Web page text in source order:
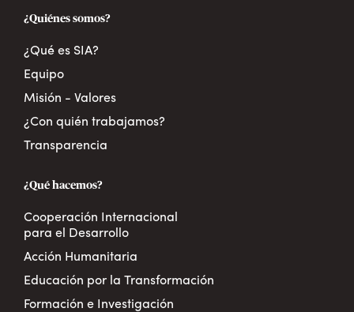
¿Quiénes somos?
¿Qué es SIA?
Equipo
Misión - Valores
¿Con quién trabajamos?
Transparencia
¿Qué hacemos?
Cooperación Internacional
para el Desarrollo
Acción Humanitaria
Educación por la Transformación
Formación e Investigación